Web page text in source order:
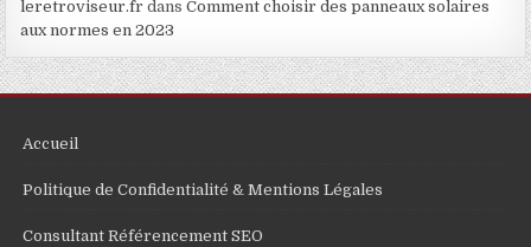
leretroviseur.fr dansComment choisir des panneaux solaires
aux normes en 2023
Accueil
Politique de Confidentialité & Mentions Légales
Consultant Référencement SEO